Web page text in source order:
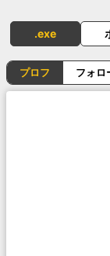
.exe
プロフ フォロ